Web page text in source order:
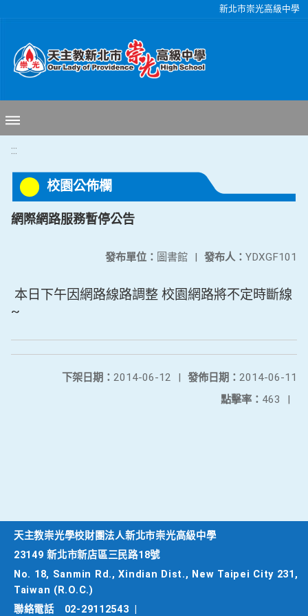
新北市崇光高級中學
:::
校園公佈欄
網際網路服務暫停公告
發布人： YDXGF101
發布單位： 圖書館 |
本日下午因網路線路調整 校園網路將不定時斷線
~
發佈日期： 2014-06-11
下架日期： 2014-06-12
|
點擊率： 463 |
天主教崇光學校財團法人新北市崇光高級中學
23149 新北市新店區三民路18號
No. 18, Sanmin Rd., Xindian Dist., New Taipei City 231,
Taiwan (R.O.C.)
聯絡電話
02-29112543